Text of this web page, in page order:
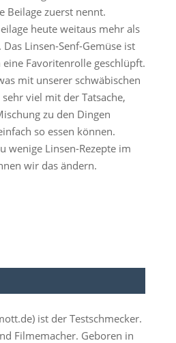
Beilage zuerst nennt.
heute weitaus mehr als
Linsen-Senf-Gemüse ist
Favoritenrolle geschlüpft.
mit unserer schwäbischen
viel mit der Tatsache,
zu den Dingen
so essen können.
wenige Linsen-Rezepte im
wir das ändern.
) ist der Testschmecker.
Filmemacher. Geboren in